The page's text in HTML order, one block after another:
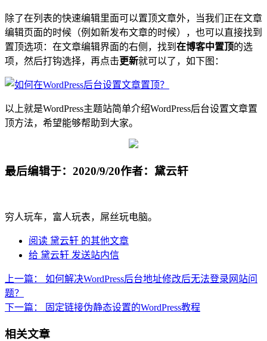
除了在列表的快速编辑里面可以置顶文章外，当我们正在文章
编辑页面的时候（例如新发布文章的时候），也可以直接找到
置顶选项：在文章编辑界面的右侧，找到 在博客中置顶的选
项，然后打钩选择，再点击更新就可以了，如下图：
以上就是WordPress主题站简单介绍WordPress后台设置文章置
顶方法，希望能够帮助到大家。
最后编辑于：2020/9/20作者：黛云轩
穷人玩车，富人玩表，屌丝玩电脑。
阅读 黛云轩 的其他文章
给 黛云轩 发送站内信
上一篇：
如何解决WordPress后台地址修改后无法登录网站问
题？
下一篇：
固定链接伪静态设置的WordPress教程
相关文章